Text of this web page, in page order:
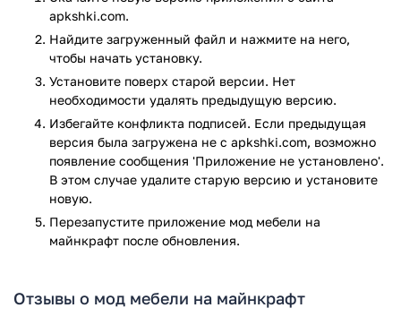
Перечислен не весь список. Содержание мода намного
объемнее. Минус только один - приложение
неофициальное. К авторам Minecraft Pocket Edition оно не
имеет отношения.
Приложение мод мебели на майнкрафт прошло проверку
антивирусом VirusTotal. В результате проверки по всем
последним сигнатурам заражения файлов не выявлено.
apkshki.com.
Найдите загруженный файл и нажмите на него,
чтобы начать установку.
Установите поверх старой версии. Нет
необходимости удалять предыдущую версию.
Избегайте конфликта подписей. Если предыдущая
версия была загружена не с apkshki.com, возможно
появление сообщения 'Приложение не установлено'.
В этом случае удалите старую версию и установите
новую.
Перезапустите приложениe мод мебели на
майнкрафт после обновления.
Отзывы о мод мебели на майнкрафт